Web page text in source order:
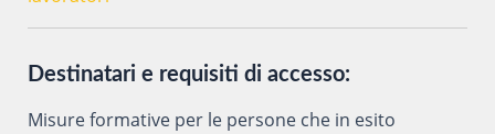
Destinatari e requisiti di accesso:
Misure formative per le persone che in esito